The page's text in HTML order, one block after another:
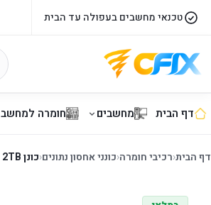
טכנאי מחשבים בעפולה עד הבית
דף הבית מחשבים חומרה למחשב
דף הבית‹רכיבי חומרה‹כונני אחסון נתונים‹כונן Samsung 990 EVO PLUS 2TB